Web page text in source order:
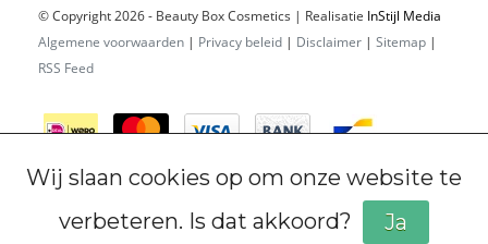
© Copyright 2026 - Beauty Box Cosmetics | Realisatie InStijl Media
Algemene voorwaarden | Privacy beleid | Disclaimer | Sitemap |
RSS Feed
Wij slaan cookies op om onze website te
verbeteren. Is dat akkoord?
Ja